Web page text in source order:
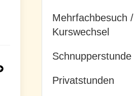
Mehrfachbesuch /
Kurswechsel
Schnupperstunde
Privatstunden